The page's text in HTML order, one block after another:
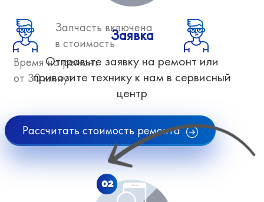
Запчасть включена
в стоимость
Время на ремонт
от 30 минут
Рассчитать стоимость ремонта
Заявка
Отправьте заявку на ремонт или
привозите технику к нам в сервисный
центр
02